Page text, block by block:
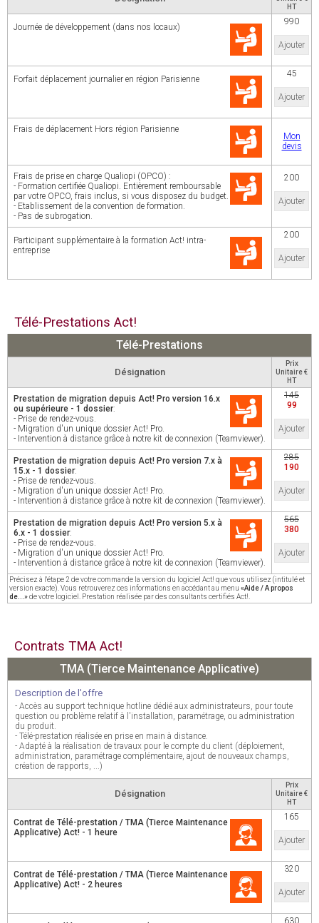
HT
Journée de développement (dans nos locaux)
990
Ajouter
Forfait déplacement journalier en région Parisienne
45
Ajouter
Frais de déplacement Hors région Parisienne
Mon
devis
Frais de prise en charge Qualiopi (OPCO) :
- Formation certifiée Qualiopi. Entièrement remboursable
par votre OPCO, frais inclus, si vous disposez du budget.
- Etablissement de la convention de formation.
- Pas de subrogation.
200
Ajouter
Participant supplémentaire à la formation Act! intra-
entreprise
200
Ajouter
Télé-Prestations Act!
Télé-Prestations
Désignation
Prix
Unitaire €
HT
Prestation de migration depuis Act! Pro version 16.x
ou supérieure - 1 dossier:
- Prise de rendez-vous.
- Migration d'un unique dossier Act! Pro.
- Intervention à distance grâce à notre kit de connexion (Teamviewer).
145
99
Ajouter
Prestation de migration depuis Act! Pro version 7.x à
15.x - 1 dossier:
- Prise de rendez-vous.
- Migration d'un unique dossier Act! Pro.
- Intervention à distance grâce à notre kit de connexion (Teamviewer).
285
190
Ajouter
Prestation de migration depuis Act! Pro version 5.x à
6.x - 1 dossier:
- Prise de rendez-vous.
- Migration d'un unique dossier Act! Pro.
- Intervention à distance grâce à notre kit de connexion (Teamviewer).
565
380
Ajouter
Précisez à l'étape 2 de votre commande la version du logiciel Act! que vous utilisez (intitulé et
version exacte). Vous retrouverez ces informations en accédant au menu «Aide / A propos
de...»de votre logiciel. Prestation réalisée par des consultants certifiés Act!.
Contrats TMA Act!
TMA (Tierce Maintenance Applicative)
Description de l'offre
- Accès au support technique hotline dédié aux administrateurs, pour toute
question ou problème relatif à l'installation, paramétrage, ou administration
du produit.
- Télé-prestation réalisée en prise en main à distance.
- Adapté à la réalisation de travaux pour le compte du client (déploiement,
administration, paramétrage complémentaire, ajout de nouveaux champs,
création de rapports, ...)
Désignation
Prix
Unitaire €
HT
Contrat de Télé-prestation / TMA (Tierce Maintenance
Applicative) Act! - 1 heure
165
Ajouter
Contrat de Télé-prestation / TMA (Tierce Maintenance
Applicative) Act! - 2 heures
320
Ajouter
630